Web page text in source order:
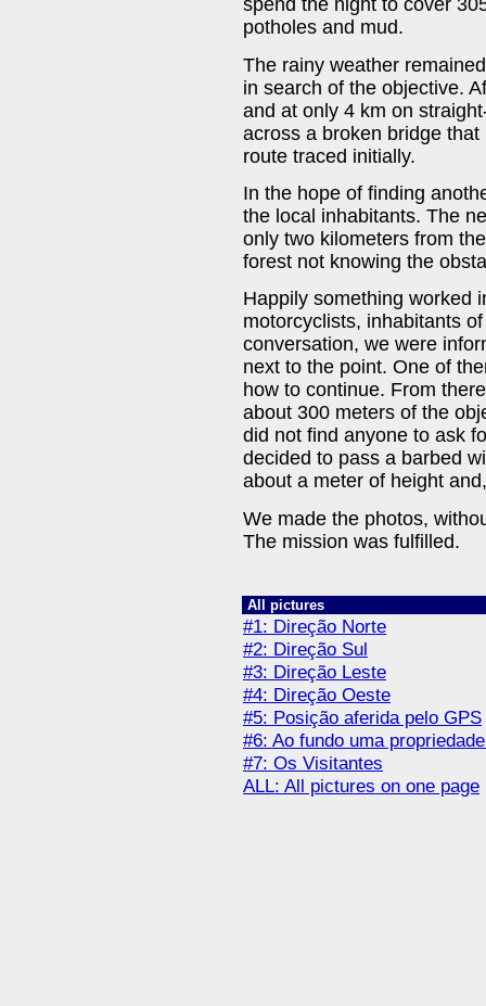
spend the night to cover
potholes and mud.
The rainy weather
in search of the objective.
and at only 4 km on
across a broken bridge
route traced initially.
In the hope of finding
the local inhabitants. The
only two kilometers from
forest not knowing the
Happily something worked
motorcyclists, inhabitants
conversation, we were
next to the point. One of
how to continue. From
about 300 meters of the
did not find anyone to ask
decided to pass a barbed
about a meter of height
We made the photos,
The mission was fulfilled.
All pictures
#1: Direção Norte
#2: Direção Sul
#3: Direção Leste
#4: Direção Oeste
#5: Posição aferida pelo GPS
#6: Ao fundo uma
#7: Os Visitantes
ALL: All pictures on one page